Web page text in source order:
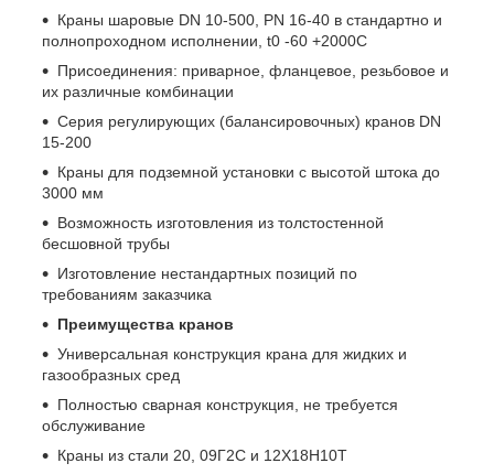
Краны шаровые DN 10-500, PN 16-40 в стандартно и
полнопроходном исполнении, t0 -60 +2000С
Присоединения: приварное, фланцевое, резьбовое и
их различные комбинации
Серия регулирующих (балансировочных) кранов DN
15-200
Краны для подземной установки с высотой штока до
3000 мм
Возможность изготовления из толстостенной
бесшовной трубы
Изготовление нестандартных позиций по
требованиям заказчика
Преимущества кранов
Универсальная конструкция крана для жидких и
газообразных сред
Полностью сварная конструкция, не требуется
обслуживание
Краны из стали 20, 09Г2С и 12Х18Н10Т